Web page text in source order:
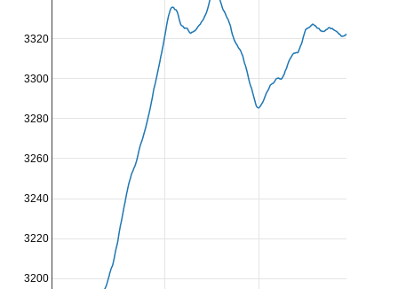
3200
3220
3240
3260
3280
3300
3320